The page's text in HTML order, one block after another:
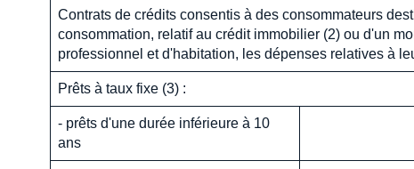
Contrats de crédits consentis à des consommateurs
consommation, relatif au crédit immobilier (2) ou d'un
professionnel et d'habitation, les dépenses relatives à
Prêts à taux fixe (3) :
- prêts d'une durée inférieure à 10
ans